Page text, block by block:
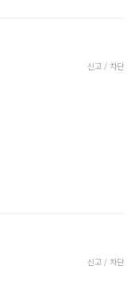
신고 / 차단
신고 / 차단